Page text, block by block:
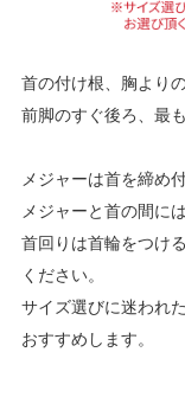
首の付け根、胸より
前脚のすぐ後ろ、最
メジャーは首を締め
メジャーと首の間に
首回りは首輪をつけ
ください。
サイズ選びに迷われ
おすすめします。